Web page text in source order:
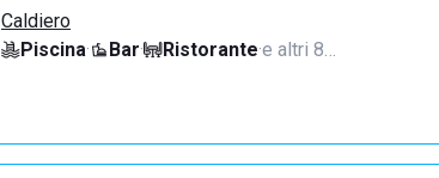
Caldiero
Piscina· Bar· Ristorante·e altri 8…